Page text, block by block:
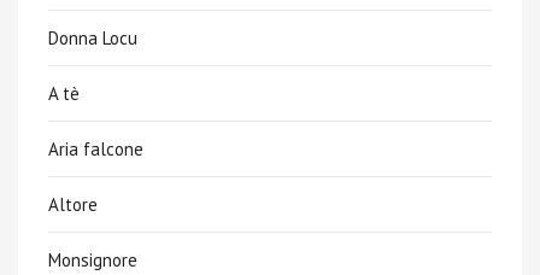
Donna Locu
A tè
Aria falcone
Altore
Monsignore